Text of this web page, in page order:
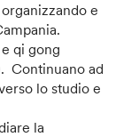
e
qi gong
Continuano ad
lo studio e
la